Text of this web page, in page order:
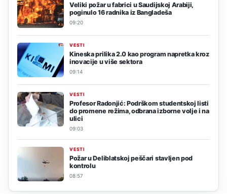
Veliki požar u fabrici u Saudijskoj Arabiji,
poginulo 16 radnika iz Bangladeša
09:20
VESTI
Kineska prilika 2.0 kao program napretka kroz
inovacije u više sektora
09:14
VESTI
Profesor Radonjić: Podrškom studentskoj listi
do promene režima, odbrana izborne volje i na
ulici
09:03
VESTI
Požar u Deliblatskoj peščari stavljen pod
kontrolu
08:57